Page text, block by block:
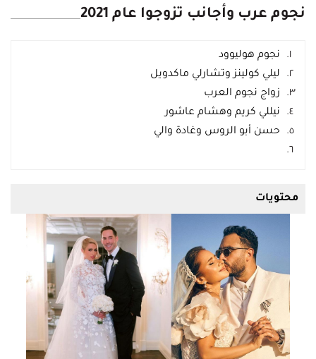
نجوم عرب وأجانب تزوجوا عام 2021
محتويات
نجوم هوليوود
ليلي كولينز وتشارلي ماكدويل
زواج نجوم العرب
نيللي كريم وهشام عاشور
حسن أبو الروس وغادة والي